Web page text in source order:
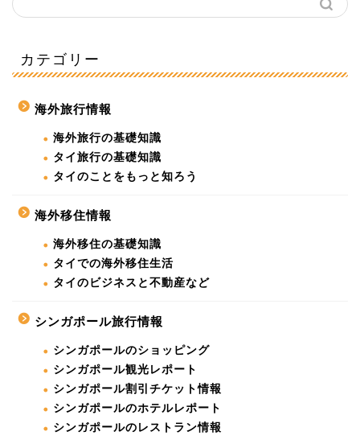
カテゴリー
海外旅行情報
海外旅行の基礎知識
タイ旅行の基礎知識
タイのことをもっと知ろう
海外移住情報
海外移住の基礎知識
タイでの海外移住生活
タイのビジネスと不動産など
シンガポール旅行情報
シンガポールのショッピング
シンガポール観光レポート
シンガポール割引チケット情報
シンガポールのホテルレポート
シンガポールのレストラン情報